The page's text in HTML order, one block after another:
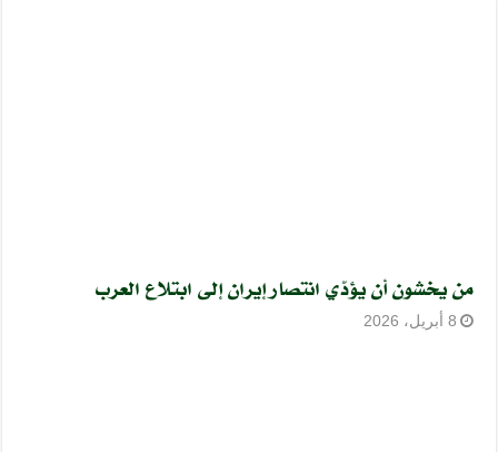
من يخشون أن يؤدّي انتصار إيران إلى ابتلاع العرب
8 أبريل، 2026